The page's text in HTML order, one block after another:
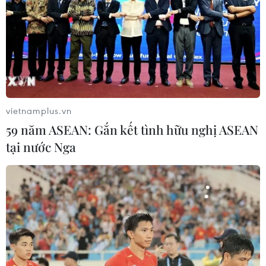
chết
06/08/2026 09:00
Dự án mở rộng đường Nguyễn Tuân
tăng kết nối khu vực phía Tây Nam
Hà Nội
nhiều phương tiện thủng lốp trên
cao tốc
06/08/2026 07:14
Đại biểu Quốc hội băn khoăn khả
vietnamplus.vn
59 năm ASEAN: Gắn kết tình hữu nghị ASEAN
tại nước Nga